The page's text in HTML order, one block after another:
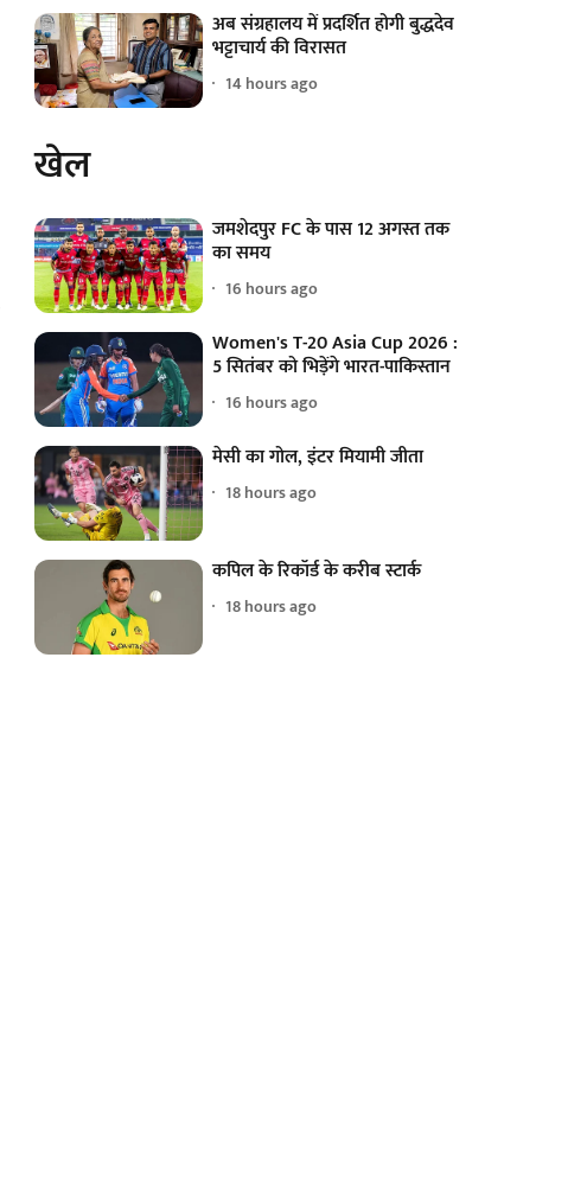
अब संग्रहालय में प्रदर्शित होगी बुद्धदेव
भट्टाचार्य की विरासत
14 hours ago
खेल
जमशेदपुर FC के पास 12 अगस्त तक
का समय
16 hours ago
Women's T-20 Asia Cup 2026 :
5 सितंबर को भिड़ेंगे भारत-पाकिस्तान
16 hours ago
मेसी का गोल, इंटर मियामी जीता
18 hours ago
कपिल के रिकॉर्ड के करीब स्टार्क
18 hours ago